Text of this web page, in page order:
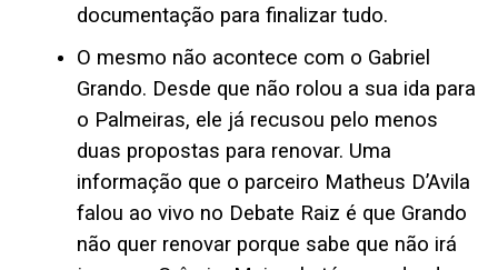
documentação para finalizar tudo.
O mesmo não acontece com o Gabriel
Grando. Desde que não rolou a sua ida para
o Palmeiras, ele já recusou pelo menos
duas propostas para renovar. Uma
informação que o parceiro Matheus D’Avila
falou ao vivo no Debate Raiz é que Grando
não quer renovar porque sabe que não irá